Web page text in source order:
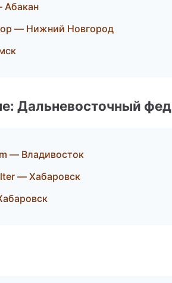
Абакан
— Нижний Новгород
Дальневосточный
— Владивосток
— Хабаровск